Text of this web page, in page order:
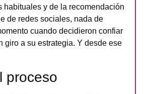
habituales y de la recomendación
de redes sociales, nada de
cuando decidieron confiar
giro a su estrategia. Y desde ese
proceso